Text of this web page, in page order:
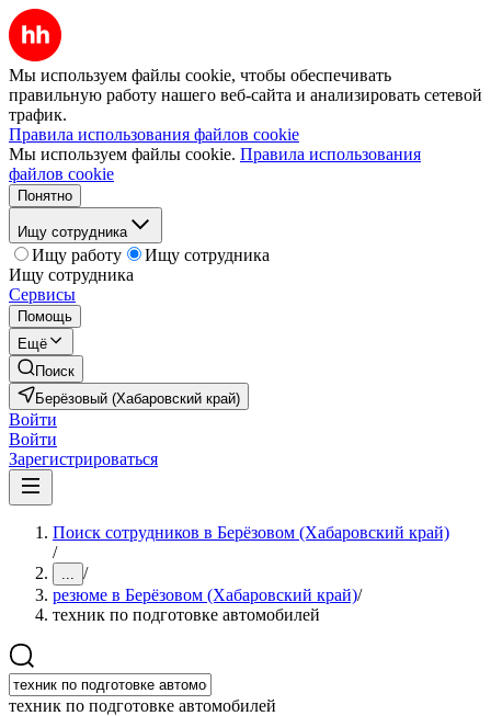
Мы используем файлы cookie, чтобы обеспечивать
правильную работу нашего веб-сайта и анализировать сетевой
трафик.
Правила использования файлов cookie
Мы используем файлы cookie. Правила использования
файлов cookie
Понятно
Ищу сотрудника
Ищу работу
Ищу сотрудника
Ищу сотрудника
Сервисы
Помощь
Ещё
Поиск
Берёзовый (Хабаровский край)
Войти
Войти
Зарегистрироваться
Поиск сотрудников в Берёзовом (Хабаровский край)
/
... /
резюме в Берёзовом (Хабаровский край)/
техник по подготовке автомобилей
техник по подготовке автомобилей